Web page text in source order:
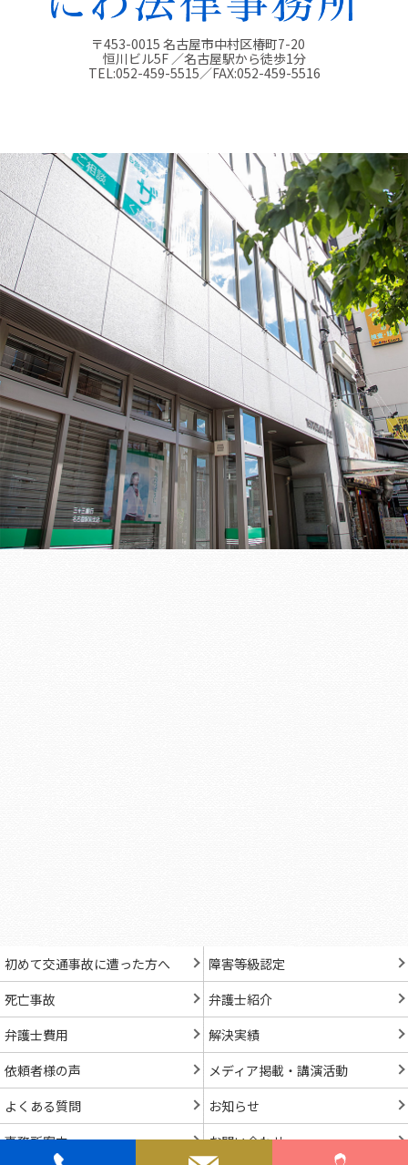
〒453-0015 名古屋市中村区椿町7-20
恒川ビル5F ／名古屋駅から徒歩1分
TEL:052-459-5515／FAX:052-459-5516
初めて交通事故に遭った方へ
障害等級認定
死亡事故
弁護士紹介
弁護士費用
解決実績
依頼者様の声
メディア掲載・講演活動
よくある質問
お知らせ
事務所案内
お問い合わせ